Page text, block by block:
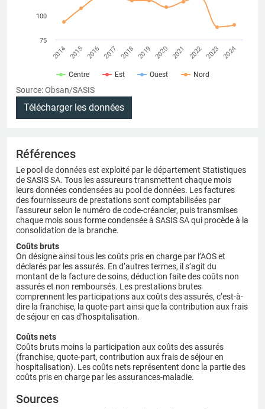
Centre Est Ouest Nord
2014 2015 2016 2017 2018 2019 2020 2021 2022 2023 2024
100
75
Source: Obsan/SASIS
Télécharger les données
Références
Le pool de données est exploité par le département Statistiques
de SASIS SA. Tous les assureurs transmettent chaque mois
leurs données condensées au pool de données. Les factures
des fournisseurs de prestations sont comptabilisées par
l'assureur selon le numéro de code-créancier, puis transmises
chaque mois sous forme condensée à SASIS SA qui procède à la
consolidation de la branche.
Coûts bruts
On désigne ainsi tous les coûts pris en charge par l’AOS et
déclarés par les assurés. En d’autres termes, il s’agit du
montant de la facture de soins, déduction faite des coûts non
assurés et non remboursés. Les prestations brutes
comprennent les participations aux coûts des assurés, c’est-à-
dire la franchise, la quote-part ainsi que la contribution aux frais
de séjour en cas d’hospitalisation.
Coûts nets
Coûts bruts moins la participation aux coûts des assurés
(franchise, quote-part, contribution aux frais de séjour en
hospitalisation). Les coûts nets représentent donc la partie des
coûts pris en charge par les assurances-maladie.
Sources